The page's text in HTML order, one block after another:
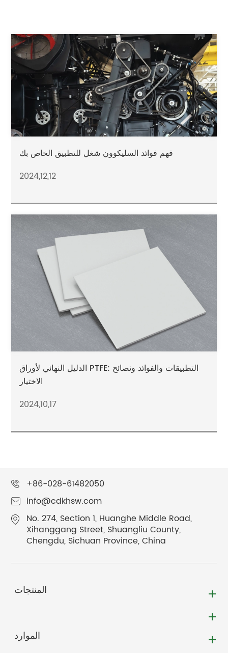
فهم فوائد السليكوون شغل للتطبيق الخاص بك
2024,12,12
الدليل النهائي لأوراق PTFE: التطبيقات والفوائد ونصائح
الاختيار
2024,10,17
+86-028-61482050
info@cdkhsw.com
No. 274, Section 1, Huanghe Middle Road,
Xihanggang Street, Shuangliu County,
Chengdu, Sichuan Province, China
المنتجات
الموارد